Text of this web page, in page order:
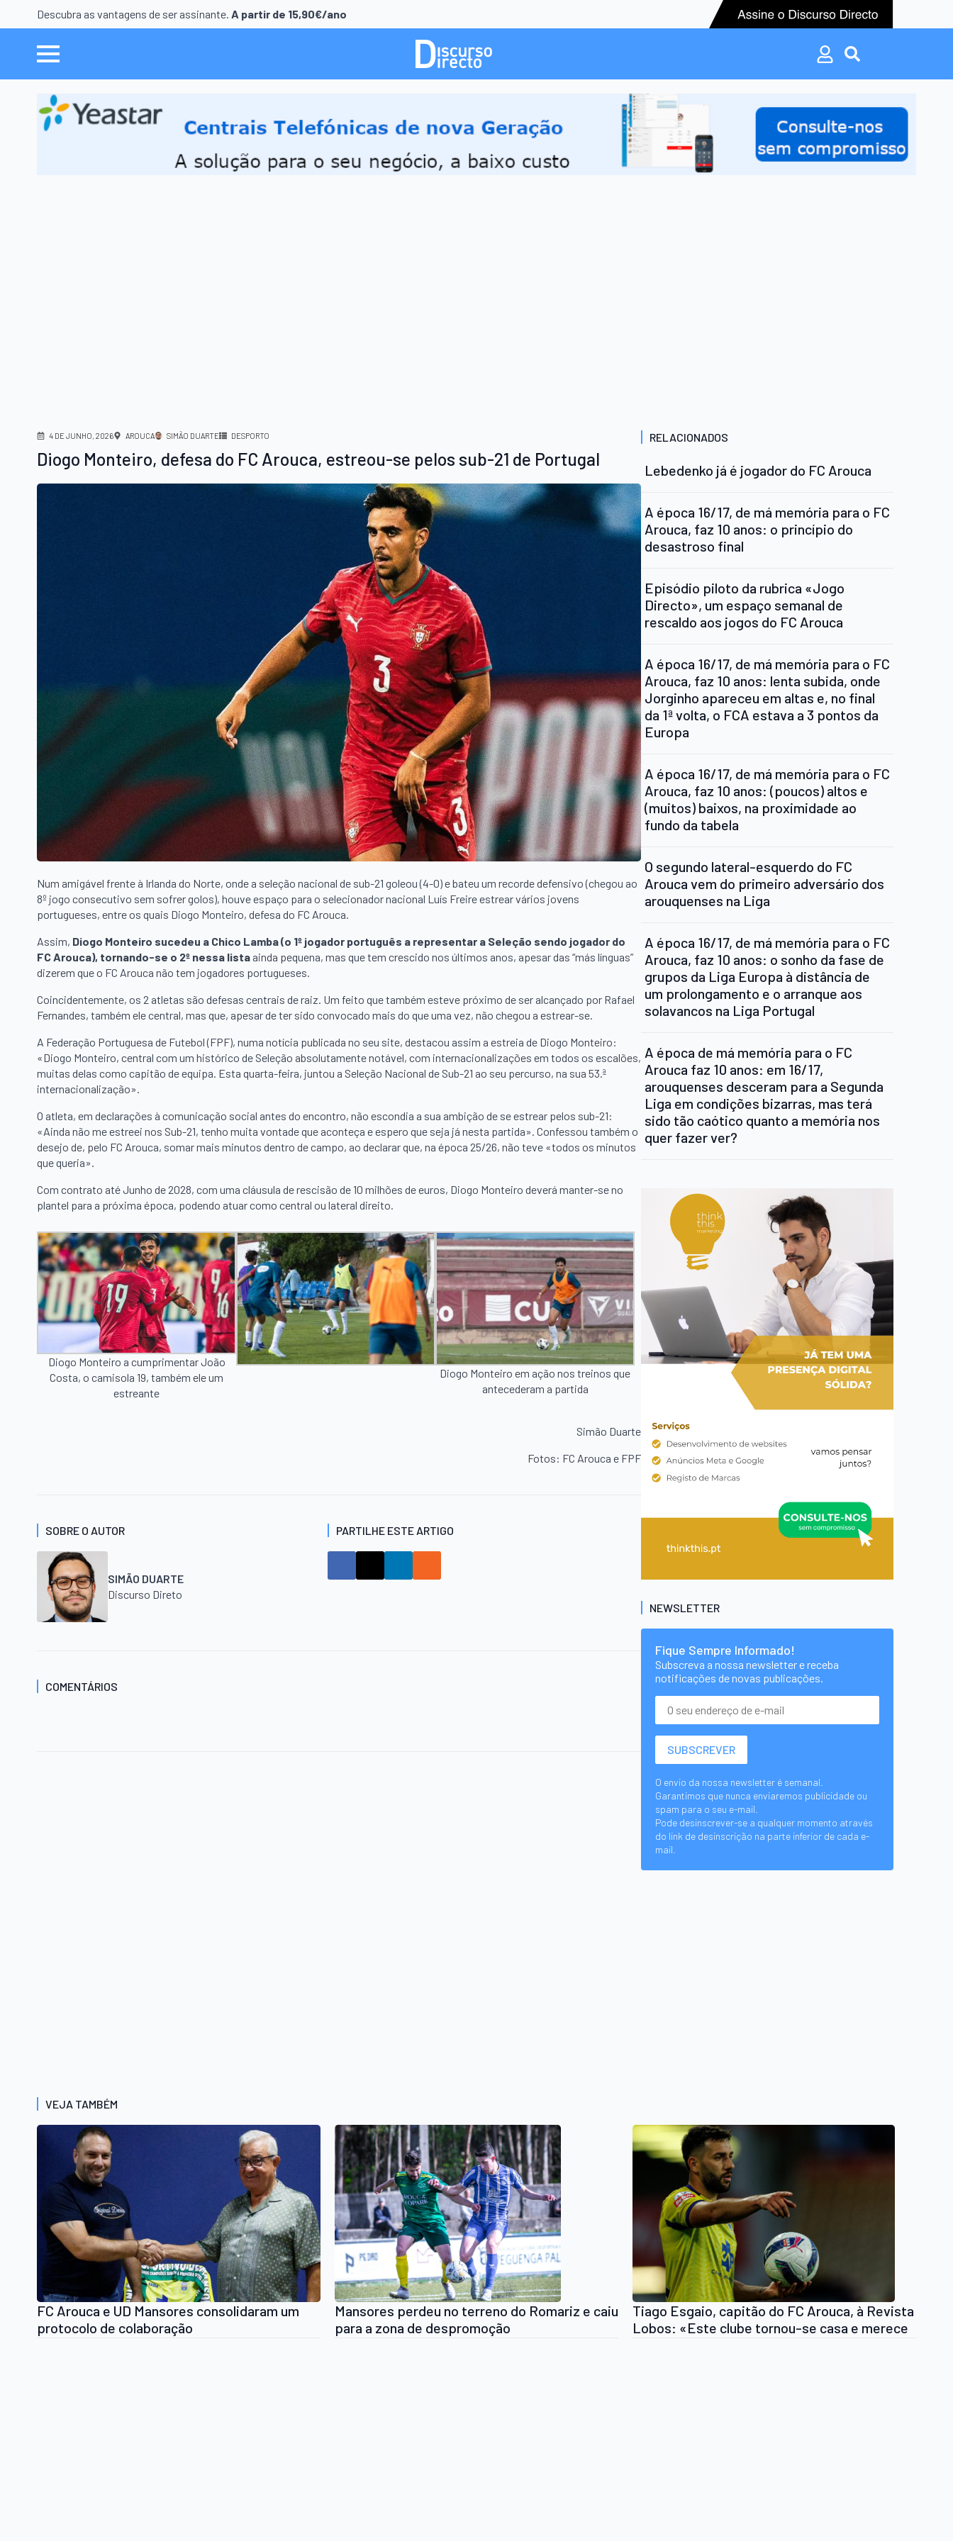
Descubra as vantagens de ser assinante. A partir de 15,90€/ano
Search
Search
for:
4 DE JUNHO, 2026 AROUCA SIMÃO DUARTE DESPORTO
Diogo Monteiro, defesa do FC Arouca, estreou-se pelos sub-21 de Portugal
Num amigável frente à Irlanda do Norte, onde a seleção nacional de sub-21 goleou (4-0) e bateu um recorde defensivo (chegou ao
8º jogo consecutivo sem sofrer golos), houve espaço para o selecionador nacional Luís Freire estrear vários jovens
portugueses, entre os quais Diogo Monteiro, defesa do FC Arouca.
Assim, Diogo Monteiro sucedeu a Chico Lamba (o 1º jogador português a representar a Seleção sendo jogador do
FC Arouca), tornando-se o 2º nessa lista ainda pequena, mas que tem crescido nos últimos anos, apesar das “más línguas”
dizerem que o FC Arouca não tem jogadores portugueses.
Coincidentemente, os 2 atletas são defesas centrais de raiz. Um feito que também esteve próximo de ser alcançado por Rafael
Fernandes, também ele central, mas que, apesar de ter sido convocado mais do que uma vez, não chegou a estrear-se.
A Federação Portuguesa de Futebol (FPF), numa notícia publicada no seu site, destacou assim a estreia de Diogo Monteiro:
«Diogo Monteiro, central com um histórico de Seleção absolutamente notável, com internacionalizações em todos os escalões,
muitas delas como capitão de equipa. Esta quarta-feira, juntou a Seleção Nacional de Sub-21 ao seu percurso, na sua 53.ª
internacionalização».
O atleta, em declarações à comunicação social antes do encontro, não escondia a sua ambição de se estrear pelos sub-21:
«Ainda não me estreei nos Sub-21, tenho muita vontade que aconteça e espero que seja já nesta partida». Confessou também o
desejo de, pelo FC Arouca, somar mais minutos dentro de campo, ao declarar que, na época 25/26, não teve «todos os minutos
que queria».
Com contrato até Junho de 2028, com uma cláusula de rescisão de 10 milhões de euros, Diogo Monteiro deverá manter-se no
plantel para a próxima época, podendo atuar como central ou lateral direito.
Diogo Monteiro a cumprimentar João
Costa, o camisola 19, também ele um
estreante
Diogo Monteiro em ação nos treinos que
antecederam a partida
Simão Duarte
Fotos: FC Arouca e FPF
SOBRE O AUTOR
SIMÃO DUARTE
Discurso Direto
PARTILHE ESTE ARTIGO
COMENTÁRIOS
RELACIONADOS
Lebedenko já é jogador do FC Arouca
A época 16/17, de má memória para o FC
Arouca, faz 10 anos: o princípio do
desastroso final
Episódio piloto da rubrica «Jogo
Directo», um espaço semanal de
rescaldo aos jogos do FC Arouca
A época 16/17, de má memória para o FC
Arouca, faz 10 anos: lenta subida, onde
Jorginho apareceu em altas e, no final
da 1ª volta, o FCA estava a 3 pontos da
Europa
A época 16/17, de má memória para o FC
Arouca, faz 10 anos: (poucos) altos e
(muitos) baixos, na proximidade ao
fundo da tabela
O segundo lateral-esquerdo do FC
Arouca vem do primeiro adversário dos
arouquenses na Liga
A época 16/17, de má memória para o FC
Arouca, faz 10 anos: o sonho da fase de
grupos da Liga Europa à distância de
um prolongamento e o arranque aos
solavancos na Liga Portugal
A época de má memória para o FC
Arouca faz 10 anos: em 16/17,
arouquenses desceram para a Segunda
Liga em condições bizarras, mas terá
sido tão caótico quanto a memória nos
quer fazer ver?
NEWSLETTER
Fique Sempre Informado!
Subscreva a nossa newsletter e receba
notificações de novas publicações.
O envio da nossa newsletter é semanal.
Garantimos que nunca enviaremos publicidade ou
spam para o seu e-mail.
Pode desinscrever-se a qualquer momento através
do link de desinscrição na parte inferior de cada e-
mail.
VEJA TAMBÉM
FC Arouca e UD Mansores consolidaram um
protocolo de colaboração
Mansores perdeu no terreno do Romariz e caiu
para a zona de despromoção
Tiago Esgaio, capitão do FC Arouca, à Revista
Lobos: «Este clube tornou-se casa e merece